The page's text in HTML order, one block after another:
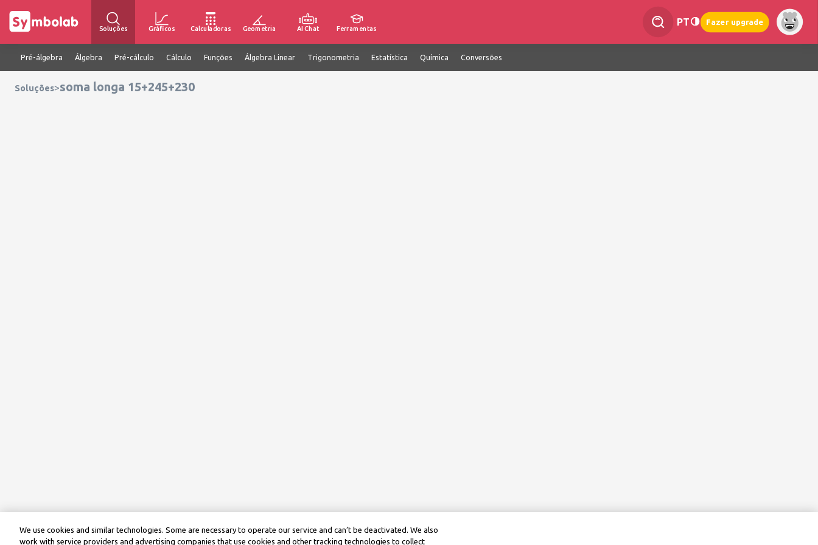
Soluções Gráficos Calculadoras Geometria AI Chat Ferramentas
PT Fazer upgrade
Pré-álgebra Álgebra Pré-cálculo Cálculo Funções Álgebra Linear Trigonometria Estatística Química Conversões
Soluções>soma longa 15+245+230
We use cookies and similar technologies. Some are necessary to operate our service and can’t be deactivated. We also
work with service providers and advertising companies that use cookies and other tracking technologies to collect